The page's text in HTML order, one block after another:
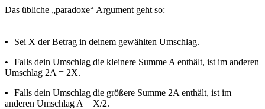
Das übliche „paradoxe“ Argument geht so:
•
Sei X der Betrag in deinem gewählten Umschlag.
•
Falls dein Umschlag die kleinere Summe A enthält, ist im anderen
Umschlag 2A = 2X.
•
Falls dein Umschlag die größere Summe 2A enthält, ist im
anderen Umschlag A = X/2.